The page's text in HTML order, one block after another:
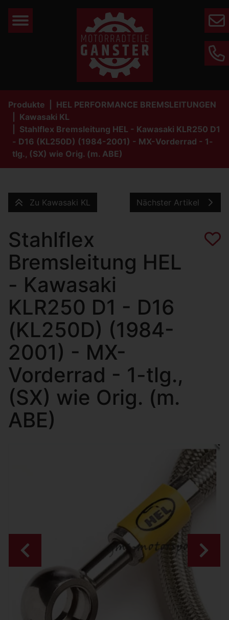
Mail
Produkte
HEL PERFORMANCE BREMSLEITUNGEN
Kawasaki KL
Stahlflex Bremsleitung HEL - Kawasaki KLR250 D1
- D16 (KL250D) (1984-2001) - MX-Vorderrad - 1-
tlg., (SX) wie Orig. (m. ABE)
Zu Kawasaki KL Nächster Artikel
Stahlflex
Bremsleitung HEL
- Kawasaki
KLR250 D1 - D16
(KL250D) (1984-
2001) - MX-
Vorderrad - 1-tlg.,
(SX) wie Orig. (m.
ABE)